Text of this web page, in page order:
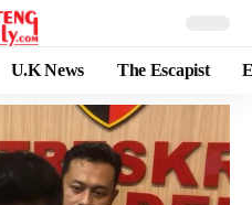
U.K News The Escapist